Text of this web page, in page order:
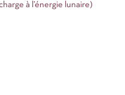
à l’énergie lunaire)